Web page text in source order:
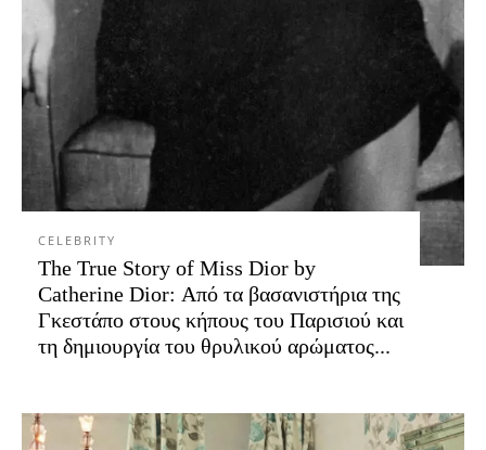
CELEBRITY
The True Story of Miss Dior by
Catherine Dior: Από τα βασανιστήρια της
Γκεστάπο στους κήπους του Παρισιού και
τη δημιουργία του θρυλικού αρώματος...